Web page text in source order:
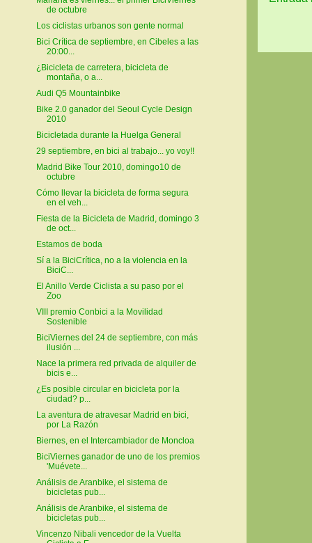
de octubre
Los ciclistas urbanos son gente normal
Bici Crítica de septiembre, en Cibeles a las
20:00...
¿Bicicleta de carretera, bicicleta de
montaña, o a...
Audi Q5 Mountainbike
Bike 2.0 ganador del Seoul Cycle Design
2010
Bicicletada durante la Huelga General
29 septiembre, en bici al trabajo... yo voy!!
Madrid Bike Tour 2010, domingo10 de
octubre
Cómo llevar la bicicleta de forma segura
en el veh...
Fiesta de la Bicicleta de Madrid, domingo 3
de oct...
Estamos de boda
Sí a la BiciCrítica, no a la violencia en la
BiciC...
El Anillo Verde Ciclista a su paso por el
Zoo
VIII premio Conbici a la Movilidad
Sostenible
BiciViernes del 24 de septiembre, con más
ilusión ...
Nace la primera red privada de alquiler de
bicis e...
¿Es posible circular en bicicleta por la
ciudad? p...
La aventura de atravesar Madrid en bici,
por La Razón
Biernes, en el Intercambiador de Moncloa
BiciViernes ganador de uno de los premios
'Muévete...
Análisis de Aranbike, el sistema de
bicicletas pub...
Análisis de Aranbike, el sistema de
bicicletas pub...
Vincenzo Nibali vencedor de la Vuelta